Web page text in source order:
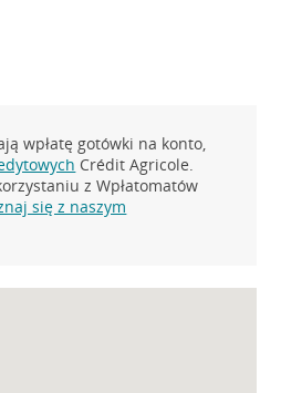
wpłatę gotówki na konto,
Crédit Agricole.
z Wpłatomatów
się z naszym